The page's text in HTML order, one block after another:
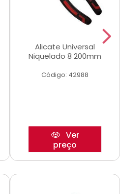
Alicate Universal
Niquelado 8 200mm
Código: 42988
Ver
preço